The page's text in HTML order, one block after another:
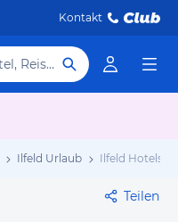
Kontakt
Hotel, Reiseziel
Ilfeld Urlaub Ilfeld Hotels
Teilen